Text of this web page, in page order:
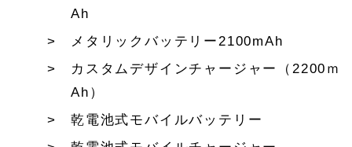
Ah
メタリックバッテリー2100mAh
カスタムデザインチャージャー（2200ｍ
Ah）
乾電池式モバイルバッテリー